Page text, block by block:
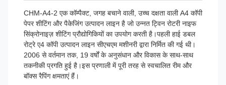
CHM-A4-2 एक कॉम्पैक्ट, जगह बचाने वाली, उच्च दक्षता वाली A4 कॉपी
पेपर शीटिंग और पैकेजिंग उत्पादन लाइन है जो उन्नत ट्विन रोटरी नाइफ
सिंक्रोनाइज़ शीटिंग प्रौद्योगिकियों का उपयोग करती है।पहली हाई डबल
रोट्रे ए4 कॉपी उत्पादन लाइन सीएचएम मशीनरी द्वारा निर्मित की गई थी।
2006 से वर्तमान तक, 19 वर्षों के अनुसंधान और विकास के साथ-साथ
तकनीकी प्रगति हुई है।इस प्रणाली में पूरी तरह से स्वचालित रीम और
बॉक्स रैपिंग क्षमताएं हैं।